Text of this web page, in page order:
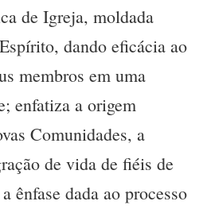
de Igreja, moldada
dando eficácia ao
membros em uma
enfatiza a origem
Comunidades, a
de vida de fiéis de
ênfase dada ao processo